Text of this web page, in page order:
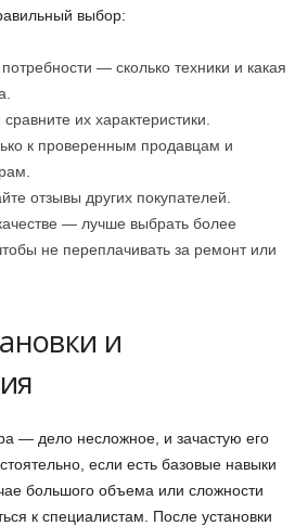
выбор:
— сколько техники и какая
их характеристики.
к проверенным продавцам и
отзывы других покупателей.
— лучше выбрать более
не переплачивать за ремонт или
и
— дело несложное, и зачастую его
если есть базовые навыки
большого объема или сложности
к специалистам. После установки